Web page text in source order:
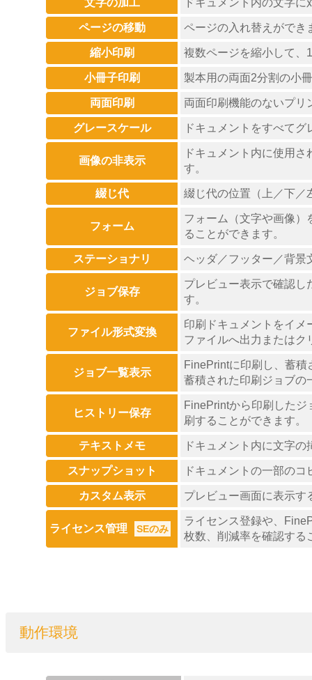
文字の加工 ドキュメント内の文字
ページの移動 ページの入れ替えができ
縮小印刷 複数ページを縮小して、
小冊子印刷 製本用の両面2分割の小
両面印刷 両面印刷機能のないプリ
グレースケール ドキュメントをすべて
画像の非表示
ドキュメント内に使用
す。
綴じ代 綴じ代の位置（上／下／
フォーム
フォーム（文字や画像）
ることができます。
ステーショナリ ヘッダ／フッター／背景
ジョブ保存
プレビュー表示で確認し
す。
ファイル形式変換
印刷ドキュメントをイメ
ファイルへ出力またはク
ジョブ一覧表示
FinePrintに印刷し、蓄
蓄積された印刷ジョブの
ヒストリー保存
FinePrintから印刷した
刷することができます。
テキストメモ ドキュメント内に文字
スナップショット ドキュメントの一部の
カスタム表示 プレビュー画面に表示す
ライセンス管理 SEのみ
ライセンス登録や、
枚数、削減率を確認する
動作環境